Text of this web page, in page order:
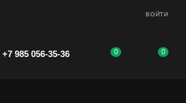
ВОЙТИ
+7 985 056-35-36 0 0